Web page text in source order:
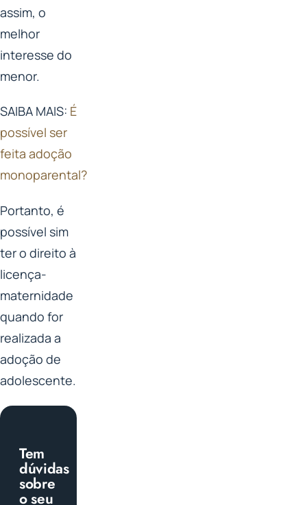
assim, o
melhor
interesse do
menor.
SAIBA MAIS: É
possível ser
feita adoção
monoparental?
Portanto, é
possível sim
ter o direito à
licença-
maternidade
quando for
realizada a
adoção de
adolescente.
Tem
dúvidas
sobre
o seu